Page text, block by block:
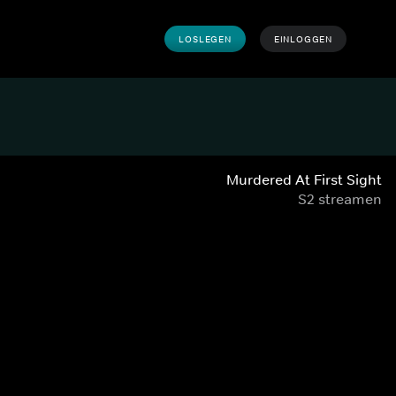
LOSLEGEN EINLOGGEN
Murdered At First Sight
S2 streamen